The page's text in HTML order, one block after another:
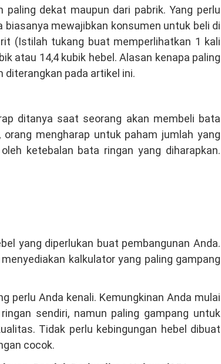
dekat maupun dari pabrik. Yang perlu
biasanya mewajibkan konsumen untuk beli di
(Istilah tukang buat memperlihatkan 1 kali
atau 14,4 kubik hebel. Alasan kenapa paling
pada artikel ini.
ditanya saat seorang akan membeli bata
mengharap untuk paham jumlah yang
ketebalan bata ringan yang diharapkan.
yang diperlukan buat pembangunan Anda.
kalkulator yang paling gampang
perlu Anda kenali. Kemungkinan Anda mulai
sendiri, namun paling gampang untuk
Tidak perlu kebingungan hebel dibuat
cocok.